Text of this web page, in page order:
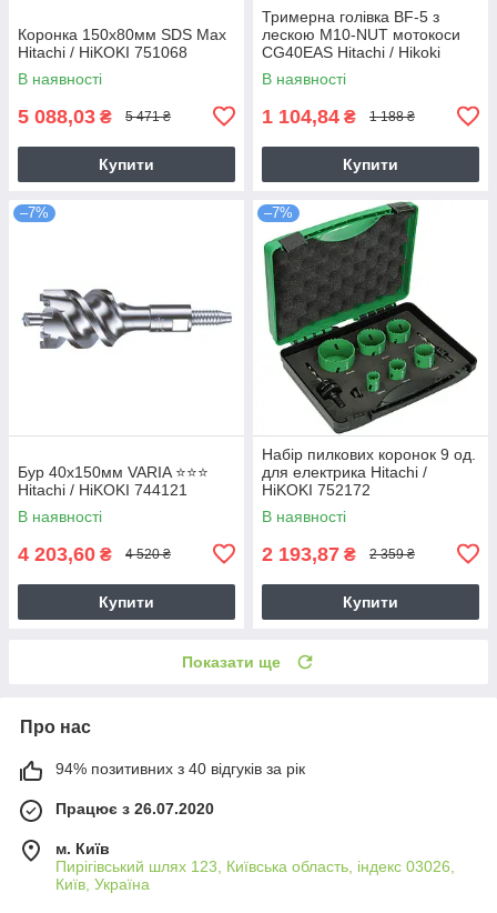
Коронка 150х80мм SDS Max
Hitachi / HiKOKI 751068
В наявності
5 088,03 ₴ 5 471 ₴
Купити
Тримерна голівка BF-5 з
лескою M10-NUT мотокоси
CG40EAS Hitachi / Hikoki
6695784
В наявності
1 104,84 ₴ 1 188 ₴
Купити
–7%
Бур 40х150мм VARIA ⭐️⭐️⭐️
Hitachi / HiKOKI 744121
В наявності
4 203,60 ₴ 4 520 ₴
Купити
–7%
Набір пилкових коронок 9 од.
для електрика Hitachi /
HiKOKI 752172
В наявності
2 193,87 ₴ 2 359 ₴
Купити
Показати ще
Про нас
94% позитивних з 40 відгуків за рік
Працює з 26.07.2020
м. Київ
Пирігівський шлях 123, Київська область, індекс 03026,
Київ, Україна